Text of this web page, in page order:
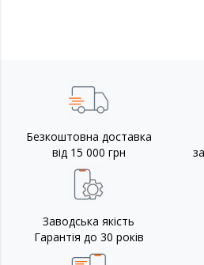
Безкоштовна доставка
від 15 000 грн
Заводська якість
Гарантія до 30 років